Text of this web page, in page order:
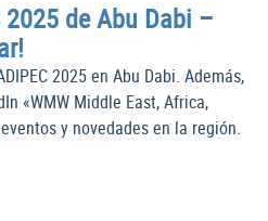
2025 de Abu Dabi –
2025 en Abu Dabi. Además,
«WMW Middle East, Africa,
y novedades en la región.